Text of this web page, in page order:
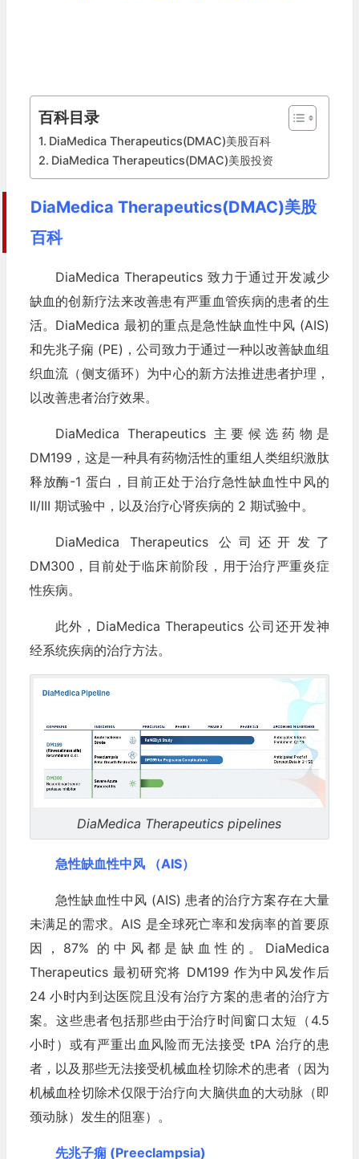
百科目录
DiaMedica Therapeutics(DMAC)美股百科
DiaMedica Therapeutics(DMAC)美股投资
DiaMedica Therapeutics(DMAC)美股
百科
DiaMedica Therapeutics 致力于通过开发减少
缺血的创新疗法来改善患有严重血管疾病的患者的生
活。DiaMedica 最初的重点是急性缺血性中风 (AIS)
和先兆子痫 (PE)，公司致力于通过一种以改善缺血组
织血流（侧支循环）为中心的新方法推进患者护理，
以改善患者治疗效果。
DiaMedica Therapeutics 主要候选药物是
DM199，这是一种具有药物活性的重组人类组织激肽
释放酶-1 蛋白，目前正处于治疗急性缺血性中风的
II/III 期试验中，以及治疗心肾疾病的 2 期试验中。
DiaMedica Therapeutics 公司还开发了
DM300，目前处于临床前阶段，用于治疗严重炎症
性疾病。
此外，DiaMedica Therapeutics 公司还开发神
经系统疾病的治疗方法。
DiaMedica Therapeutics pipelines
急性缺血性中风 （AIS）
急性缺血性中风 (AIS) 患者的治疗方案存在大量
未满足的需求。AIS 是全球死亡率和发病率的首要原
因，87% 的中风都是缺血性的。DiaMedica
Therapeutics 最初研究将 DM199 作为中风发作后
24 小时内到达医​​院且没有治疗方案的患者的治疗方
案。这些患者包括那些由于治疗时间窗口太短（4.5
小时）或有严重出血风险而无法接受 tPA 治疗的患
者，以及那些无法接受机械血栓切除术的患者（因为
机械血栓切除术仅限于治疗向大脑供血的大动脉（即
颈动脉）发生的阻塞）。
先兆子痫 (Preeclampsia)